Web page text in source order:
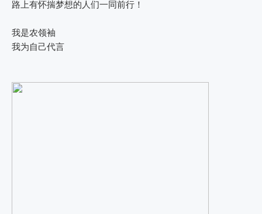
路上有怀揣梦想的人们一同前行！
我是农领袖
我为自己代言